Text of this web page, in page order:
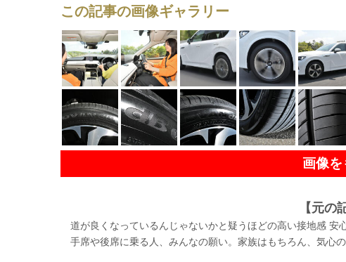
この記事の画像ギャラリー
画像を
【元の
道が良くなっているんじゃないかと疑うほどの高い接地感
手席や後席に乗る人、みんなの願い。家族はもちろん、気心